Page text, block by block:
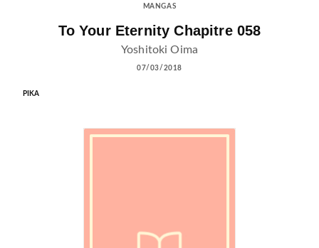
MANGAS
To Your Eternity Chapitre 058
Yoshitoki Oima
07/03/2018
PIKA